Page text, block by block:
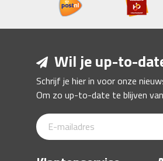
Wil je up-to-
Schrijf je hier in voor onze
Om zo up-to-date te blijven